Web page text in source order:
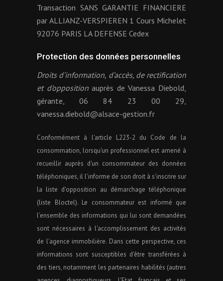
Transaction SANS GARANTIE FINANCIERE
par ALLIANZ-VERSPIEREN 1 Cours Michelet
92076 PARIS LA DEFENSE Cedex
Protection des données personnelles
Droits d’information, d’accès, de rectification
et d’oppositionauprès de Vanessa Diebold,
gérante, 06 84 23 00 29,
vanessa.diebold@alsace-gestion.fr
Conformément à l'article L223-2 du Code de la
consommation, lorsqu'un professionnel est amené à
recueillir auprès d'un consommateur des données
téléphoniques, il l'informe de son droit à s'inscrire sur
la liste d'opposition au démarchage téléphonique
(liste Bloctel). Le consommateur est informé que
l’ensemble des informations qui lui sont demandées
sont nécessaires à l'accomplissement des activités
de l'agence immobilière. Dans cette perspective, ces
informations sont susceptibles d'être transférées à
des tiers, notamment les partenaires habilités (autres